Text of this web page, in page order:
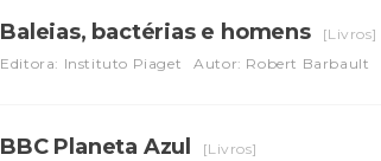
Baleias, bactérias e homens
[Livros]
Editora: Instituto Piaget
Autor: Robert Barbault
BBC Planeta Azul
[Livros]